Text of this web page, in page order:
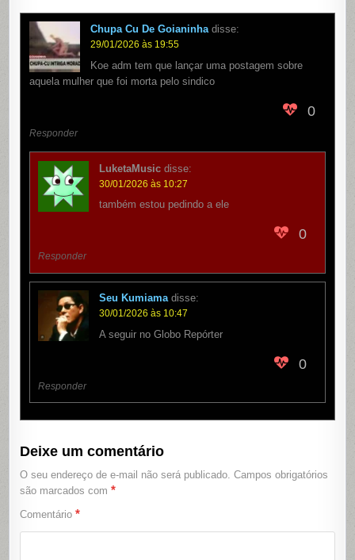
Chupa Cu De Goianinha disse:
29/01/2026 às 19:55
Koe adm tem que lançar uma postagem sobre
aquela mulher que foi morta pelo sindico
0
Responder
LuketaMusic disse:
30/01/2026 às 10:27
também estou pedindo a ele
0
Responder
Seu Kumiama disse:
30/01/2026 às 10:47
A seguir no Globo Repórter
0
Responder
Deixe um comentário
O seu endereço de e-mail não será publicado. Campos obrigatórios
são marcados com*
Comentário*